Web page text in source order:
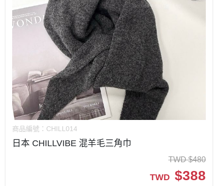
商品編號： CHILL014
日本 CHILLVIBE 混羊毛三角巾
TWD $480
TWD $388